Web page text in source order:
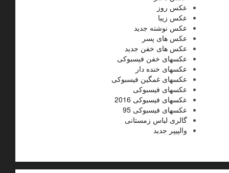
عکس روز
عکس زیبا
عکس نوشته جدید
عکس های پسر
عکس های خفن جدید
عکسهای خفن فیسبوکی
عکسهای خنده دار
عکسهای غمگین فیسبوکی
عکسهای فیسبوکی
عکسهای فیسبوکی 2016
عکسهای فیسبوکی 95
گالری لباس زمستانی
والپیپر جدید